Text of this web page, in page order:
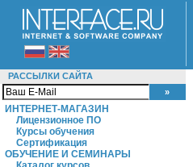
РАССЫЛКИ САЙТА
ИНТЕРНЕТ-МАГАЗИН
Лицензионное ПО
Курсы обучения
Сертификация
ОБУЧЕНИЕ И СЕМИНАРЫ